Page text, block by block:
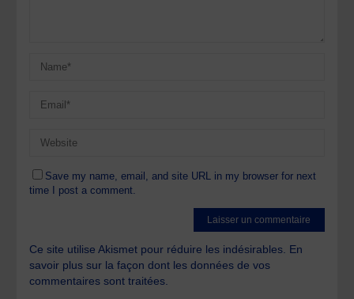
Save my name, email, and site URL in my browser for next
time I post a comment.
Ce site utilise Akismet pour réduire les indésirables. En
savoir plus sur la façon dont les données de vos
commentaires sont traitées.